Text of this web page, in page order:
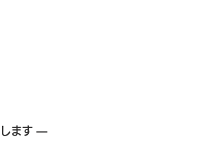
します ―